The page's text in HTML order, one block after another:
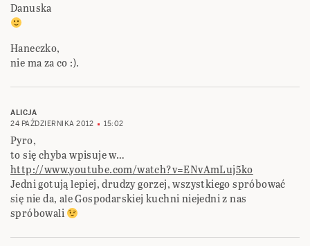
Danuska
Haneczko,
nie ma za co :).
ALICJA
24 PAŹDZIERNIKA 2012
15:02
Pyro,
to się chyba wpisuje w…
http://www.youtube.com/watch?v=ENvAmLuj5ko
Jedni gotują lepiej, drudzy gorzej, wszystkiego spróbować
się nie da, ale Gospodarskiej kuchni niejedni z nas
spróbowali